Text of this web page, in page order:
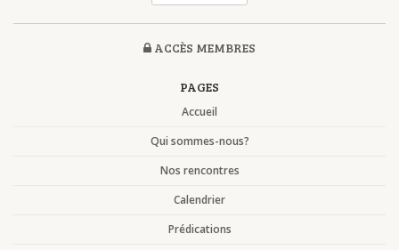
ACCÈS MEMBRES
PAGES
Accueil
Qui sommes-nous?
Nos rencontres
Calendrier
Prédications